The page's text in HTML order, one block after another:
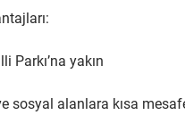
Parkı’na yakın
sosyal alanlara kısa